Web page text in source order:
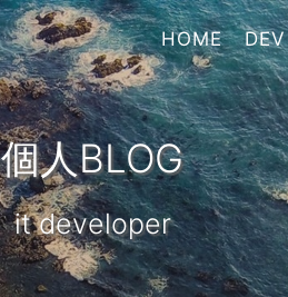
HOME DEV
個人BLOG
it developer